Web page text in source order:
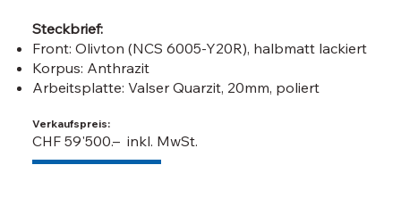
Steckbrief:
Front: Olivton (NCS 6005-Y20R), halbmatt lackiert
Korpus: Anthrazit
Arbeitsplatte: Valser Quarzit, 20mm, poliert
Verkaufspreis:
CHF 59'500.– inkl. MwSt.